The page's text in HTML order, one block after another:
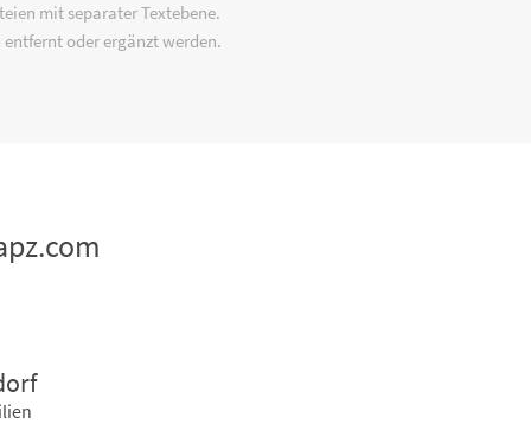
mit separater Textebene.
oder ergänzt werden.